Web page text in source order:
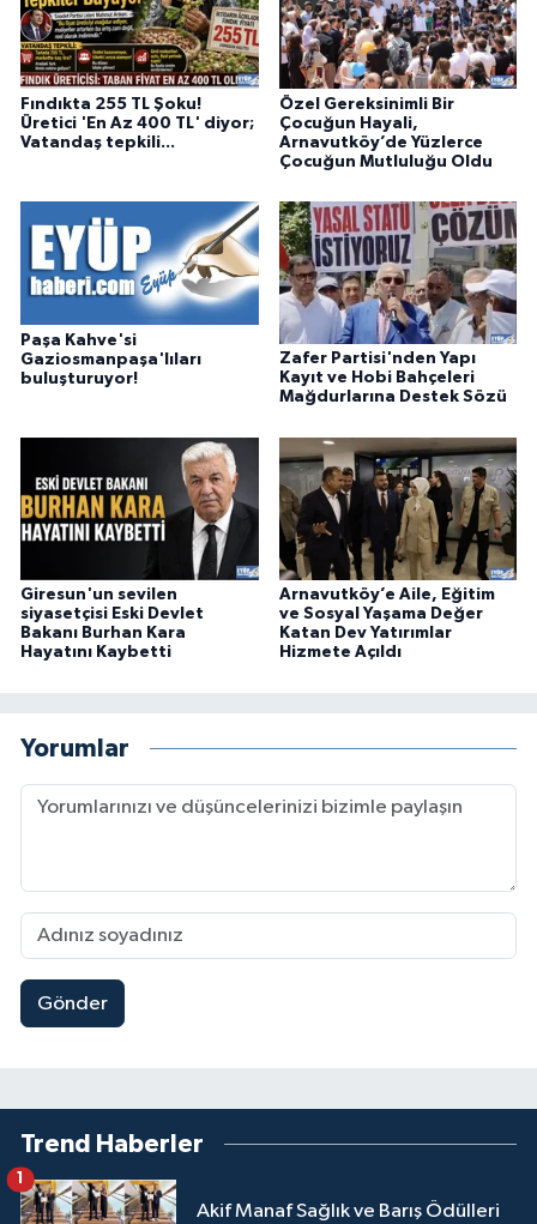
Fındıkta 255 TL Şoku!
Üretici 'En Az 400 TL' diyor;
Vatandaş tepkili...
Özel Gereksinimli Bir
Çocuğun Hayali,
Arnavutköy’de Yüzlerce
Çocuğun Mutluluğu Oldu
Paşa Kahve'si
Gaziosmanpaşa'lıları
buluşturuyor!
Zafer Partisi'nden Yapı
Kayıt ve Hobi Bahçeleri
Mağdurlarına Destek Sözü
Giresun'un sevilen
siyasetçisi Eski Devlet
Bakanı Burhan Kara
Hayatını Kaybetti
Arnavutköy’e Aile, Eğitim
ve Sosyal Yaşama Değer
Katan Dev Yatırımlar
Hizmete Açıldı
Yorumlar
Gönder
Trend Haberler
Akif Manaf Sağlık ve Barış Ödülleri
1